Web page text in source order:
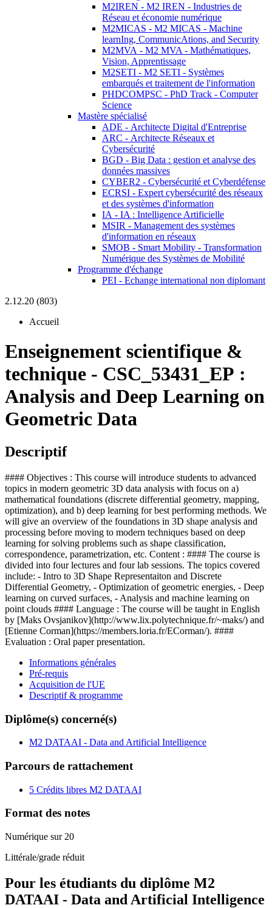
M2IREN - M2 IREN - Industries de
Réseau et économie numérique
M2MICAS - M2 MICAS - Machine
learnIng, CommunicAtions, and Security
M2MVA - M2 MVA - Mathématiques,
Vision, Apprentissage
M2SETI - M2 SETI - Systèmes
embarqués et traitement de l'information
PHDCOMPSC - PhD Track - Computer
Science
Mastère spécialisé
ADE - Architecte Digital d'Entreprise
ARC - Architecte Réseaux et
Cybersécurité
BGD - Big Data : gestion et analyse des
données massives
CYBER2 - Cybersécurité et Cyberdéfense
ECRSI - Expert cybersécurité des réseaux
et des systèmes d'information
IA - IA : Intelligence Artificielle
MSIR - Management des systèmes
d'information en réseaux
SMOB - Smart Mobility - Transformation
Numérique des Systèmes de Mobilité
Programme d'échange
PEI - Echange international non diplomant
2.12.20 (803)
Accueil
Enseignement scientifique &
technique - CSC_53431_EP :
Analysis and Deep Learning on
Geometric Data
Descriptif
#### Objectives : This course will introduce students to advanced
topics in modern geometric 3D data analysis with focus on a)
mathematical foundations (discrete differential geometry, mapping,
optimization), and b) deep learning for best performing methods. We
will give an overview of the foundations in 3D shape analysis and
processing before moving to modern techniques based on deep
learning for solving problems such as shape classification,
correspondence, parametrization, etc. Content : #### The course is
divided into four lectures and four lab sessions. The topics covered
include: - Intro to 3D Shape Representaiton and Discrete
Differential Geometry, - Optimization of geometric energies, - Deep
learning on curved surfaces, - Analysis and machine learning on
point clouds #### Language : The course will be taught in English
by [Maks Ovsjanikov](http://www.lix.polytechnique.fr/~maks/) and
[Etienne Corman](https://members.loria.fr/ECorman/). ####
Evaluation : Oral paper presentation.
Informations générales
Pré-requis
Acquisition de l'UE
Descriptif & programme
Diplôme(s) concerné(s)
M2 DATAAI - Data and Artificial Intelligence
Parcours de rattachement
5 Crédits libres M2 DATAAI
Format des notes
Numérique sur 20
Littérale/grade réduit
Pour les étudiants du diplôme M2
DATAAI - Data and Artificial Intelligence